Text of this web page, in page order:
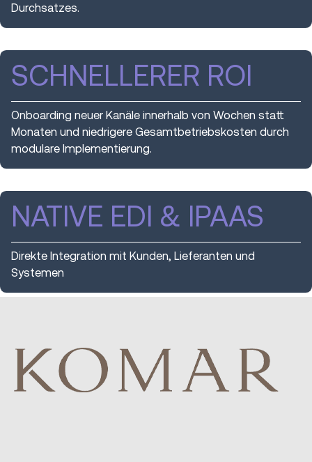
Durchsatzes.
SCHNELLERER ROI
Onboarding neuer Kanäle innerhalb von Wochen statt
Monaten und niedrigere Gesamtbetriebskosten durch
modulare Implementierung.
NATIVE EDI & IPAAS
Direkte Integration mit Kunden, Lieferanten und
Systemen